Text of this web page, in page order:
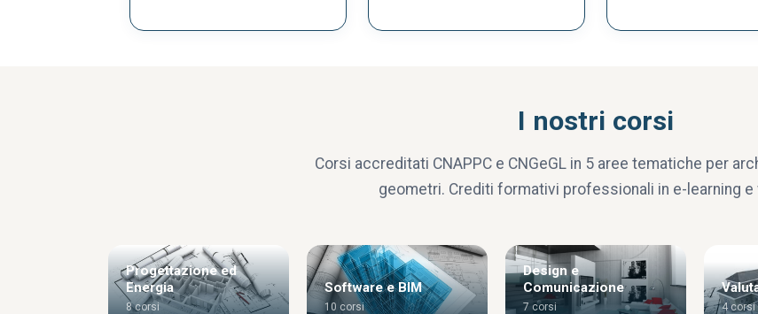
I nostri corsi
Corsi accreditati CNAPPC e CNGeGL in 5 aree tematiche per
geometri. Crediti formativi professionali in e-learning e
Progettazione ed
Energia
8 corsi
Software e BIM
10 corsi
Design e
Comunicazione
7 corsi 4 corsi